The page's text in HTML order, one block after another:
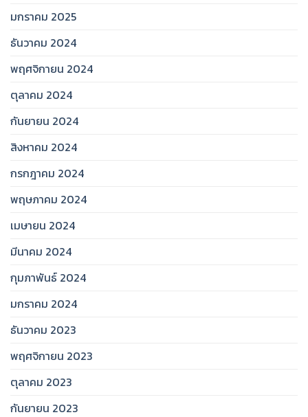
มกราคม 2025
ธันวาคม 2024
พฤศจิกายน 2024
ตุลาคม 2024
กันยายน 2024
สิงหาคม 2024
กรกฎาคม 2024
พฤษภาคม 2024
เมษายน 2024
มีนาคม 2024
กุมภาพันธ์ 2024
มกราคม 2024
ธันวาคม 2023
พฤศจิกายน 2023
ตุลาคม 2023
กันยายน 2023